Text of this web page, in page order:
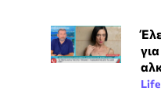
Life